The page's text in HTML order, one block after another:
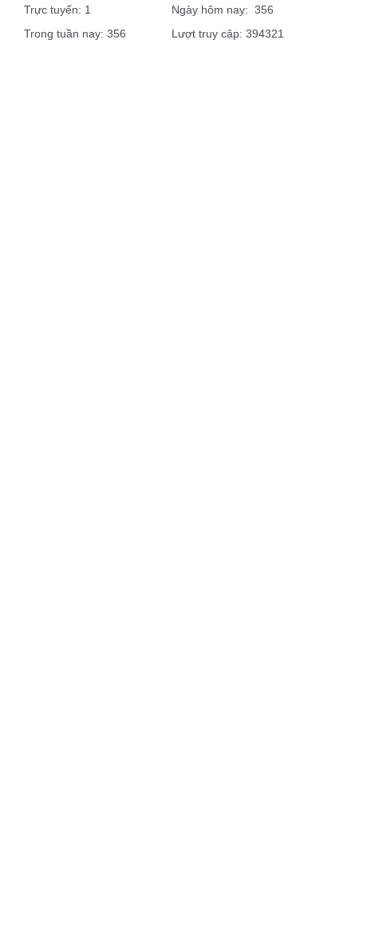
Trực tuyến: 1
Ngày hôm nay: 356
Trong tuần nay: 356
Lượt truy cập: 394321